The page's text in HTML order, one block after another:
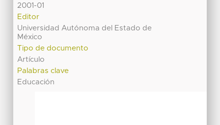
2001-01
Editor
Universidad Autónoma del Estado de
México
Tipo de documento
Artículo
Palabras clave
Educación